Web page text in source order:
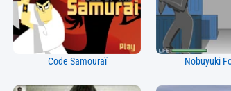
Code Samouraï Nobuyuki